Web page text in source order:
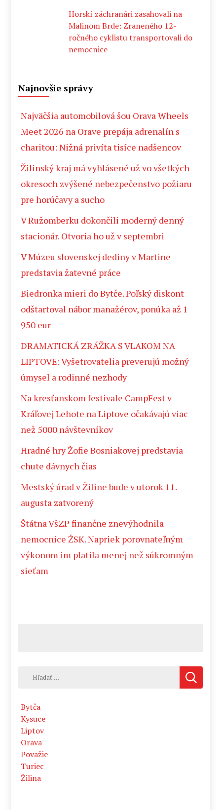
Horskí záchranári zasahovali na
Malinom Brde: Zraneného 12-
ročného cyklistu transportovali do
nemocnice
Najnovšie správy
Najväčšia automobilová šou Orava Wheels
Meet 2026 na Orave prepája adrenalín s
charitou: Nižná privíta tisíce nadšencov
Žilinský kraj má vyhlásené už vo všetkých
okresoch zvýšené nebezpečenstvo požiaru
pre horúčavy a sucho
V Ružomberku dokončili moderný denný
stacionár. Otvoria ho už v septembri
V Múzeu slovenskej dediny v Martine
predstavia žatevné práce
Biedronka mieri do Bytče. Poľský diskont
odštartoval nábor manažérov, ponúka až 1
950 eur
DRAMATICKÁ ZRÁŽKA S VLAKOM NA
LIPTOVE: Vyšetrovatelia preverujú možný
úmysel a rodinné nezhody
Na kresťanskom festivale CampFest v
Kráľovej Lehote na Liptove očakávajú viac
než 5000 návštevníkov
Hradné hry Žofie Bosniakovej predstavia
chute dávnych čias
Mestský úrad v Žiline bude v utorok 11.
augusta zatvorený
Štátna VšZP finančne znevýhodnila
nemocnice ŽSK. Napriek porovnateľným
výkonom im platila menej než súkromným
sieťam
Hľadať:
Bytča
Kysuce
Liptov
Orava
Považie
Turiec
Žilina